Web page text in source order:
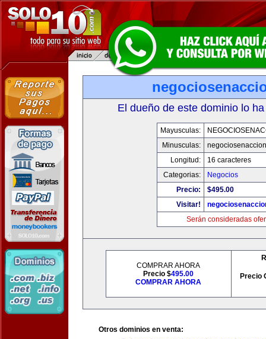
El dueño de este dominio lo
Mayusculas:
Minusculas:
Longitud:
16 caracteres
Categorias:
Negocios
Precio:
$495.00
Visitar!
Serán consideradas
COMPRAR AHORA
Precio $495.00
COMPRAR AHORA
Precio
Otros dominios en venta: